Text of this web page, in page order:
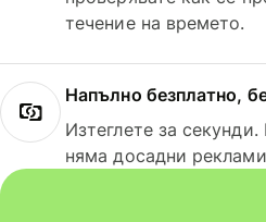
течение на времето.
Напълно безплатно,
Изтеглете за
няма досадни